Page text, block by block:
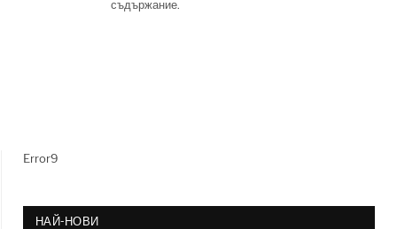
съдържание.
Error9
НАЙ-НОВИ